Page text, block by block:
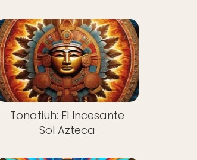
Tonatiuh: El Incesante
Sol Azteca